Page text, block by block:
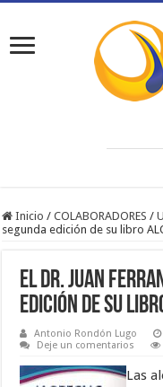
Inicio / COLABORADORES /
segunda edición de su libro
El Dr. Juan
edición de su libro
Antonio Rondón Lugo
Deje un comentarios
Las